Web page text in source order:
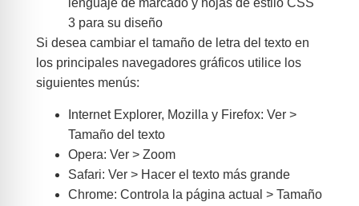
lenguaje de marcado y hojas de estilo CSS
3 para su diseño
Si desea cambiar el tamaño de letra del texto en
los principales navegadores gráficos utilice los
siguientes menús:
Internet Explorer, Mozilla y Firefox: Ver >
Tamaño del texto
Opera: Ver > Zoom
Safari: Ver > Hacer el texto más grande
Chrome: Controla la página actual > Tamaño